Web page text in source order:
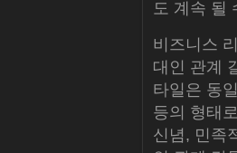
도 계속 될
비즈니스
대인 관계
타일은 동
등의 형태
신념, 민족